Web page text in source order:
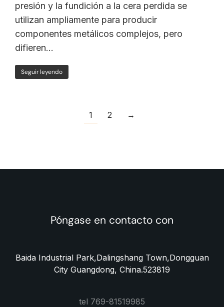
presión y la fundición a la cera perdida se
utilizan ampliamente para producir
componentes metálicos complejos, pero
difieren...
Seguir leyendo
1 2 →
Póngase en contacto con
Baida Industrial Park,Dalingshang Town,Dongguan
City Guangdong, China.523819
tel 769-81519985